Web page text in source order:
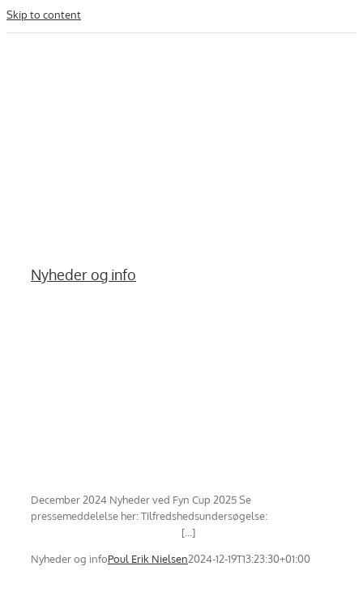
Skip to content
Nyheder og info
December 2024 Nyheder ved Fyn Cup 2025 Se
pressemeddelelse her: Tilfredshedsundersøgelse:
[...]
Nyheder og infoPoul Erik Nielsen2024-12-19T13:23:30+01:00